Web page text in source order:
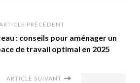
PRÉCÉDENT
: conseils pour aménager un
de travail optimal en 2025
ARTICLE SUIVANT